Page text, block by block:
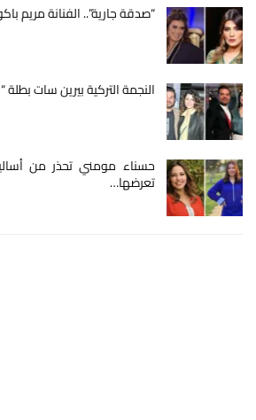
“صدقة جارية”.. الفنانة مريم
النجمة التركية بيرين سات
حسناء مومني تحذر من
تعرضها…